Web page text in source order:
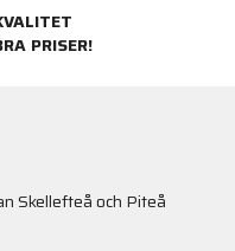
PRISER!
Skellefteå och Piteå